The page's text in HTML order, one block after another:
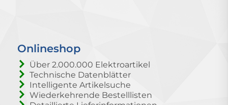
Onlineshop
Über 2.000.000 Elektroartikel
Technische Datenblätter
Intelligente Artikelsuche
Wiederkehrende Bestelllisten